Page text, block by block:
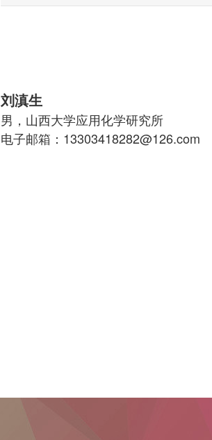
刘滇生
男，山西大学应用化学研究所
电子邮箱：13303418282@126.com